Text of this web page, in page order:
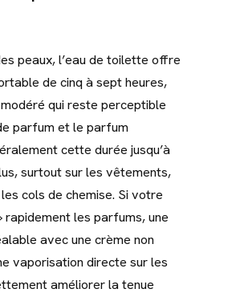
peaux, l’eau de toilette offre
de cinq à sept heures,
qui reste perceptible
parfum et le parfum
cette durée jusqu’à
surtout sur les vêtements,
cols de chemise. Si votre
rapidement les parfums, une
avec une crème non
vaporisation directe sur les
améliorer la tenue